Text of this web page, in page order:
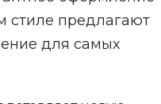
стиле предлагают
для самых